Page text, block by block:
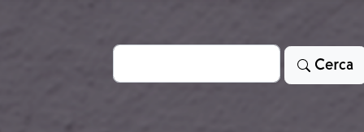
Cerca Cerca